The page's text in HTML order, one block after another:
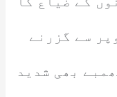
سے گزرنے
بھی شدید